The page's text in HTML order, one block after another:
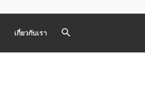
เกี่ยวกับเรา